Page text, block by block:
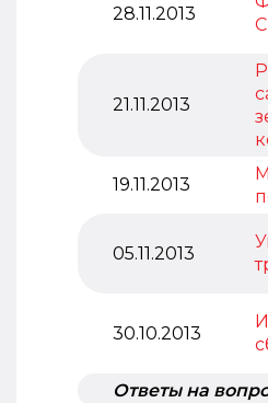
28.11.2013
21.11.2013
19.11.2013
05.11.2013
30.10.2013
Ответы на